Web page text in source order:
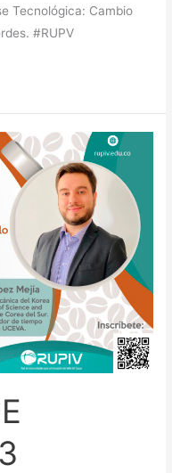
Tecnológica: Cambio
#RUPV